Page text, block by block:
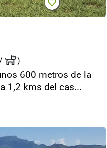
)
600 metros de la
1,2 kms del cas...